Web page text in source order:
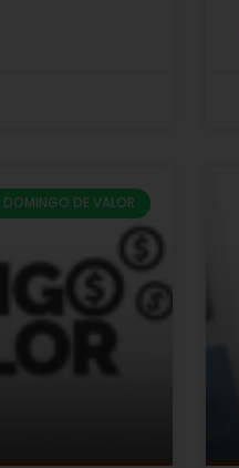
DOMINGO DE VALOR